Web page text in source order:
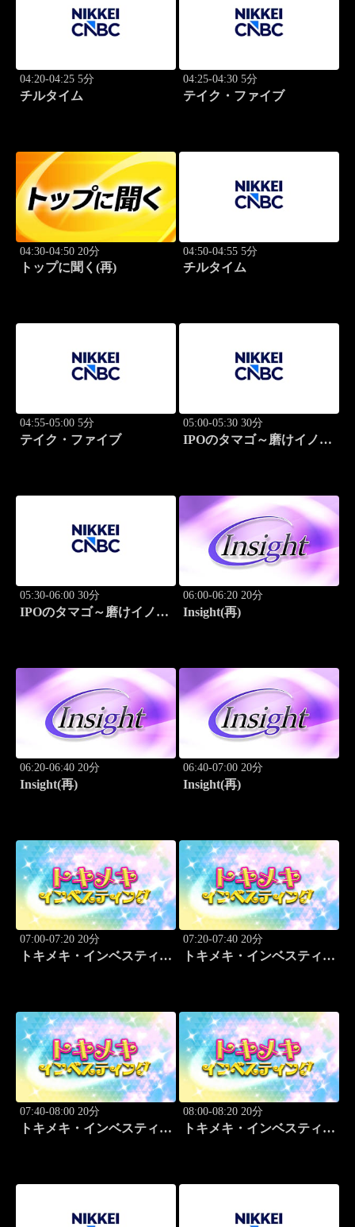
04:20-04:25 5分
チルタイム
04:25-04:30 5分
テイク・ファイブ
04:30-04:50 20分
トップに聞く(再)
04:50-04:55 5分
チルタイム
04:55-05:00 5分
テイク・ファイブ
05:00-05:30 30分
IPOのタマゴ～磨けイノベ
05:30-06:00 30分
IPOのタマゴ～磨けイノベ
06:00-06:20 20分
Insight(再)
06:20-06:40 20分
Insight(再)
06:40-07:00 20分
Insight(再)
07:00-07:20 20分
トキメキ・インベスティン
07:20-07:40 20分
トキメキ・インベスティン
07:40-08:00 20分
トキメキ・インベスティン
08:00-08:20 20分
トキメキ・インベスティン